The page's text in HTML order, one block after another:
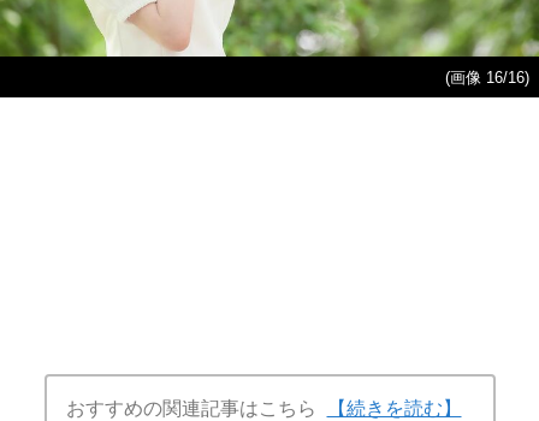
(画像 16/16)
おすすめの関連記事はこちら
【続きを読む】